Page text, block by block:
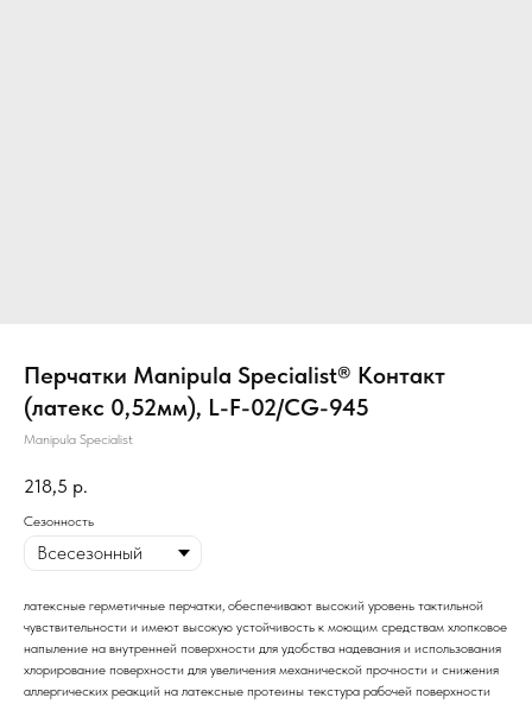
Перчатки Manipula Specialist® Контакт
(латекс 0,52мм), L-F-02/CG-945
Manipula Specialist
218,5 р.
Сезонность
латексные герметичные перчатки, обеспечивают высокий уровень тактильной
чувствительности и имеют высокую устойчивость к моющим средствам хлопковое
напыление на внутренней поверхности для удобства надевания и использования
хлорирование поверхности для увеличения механической прочности и снижения
аллергических реакций на латексные протеины текстура рабочей поверхности